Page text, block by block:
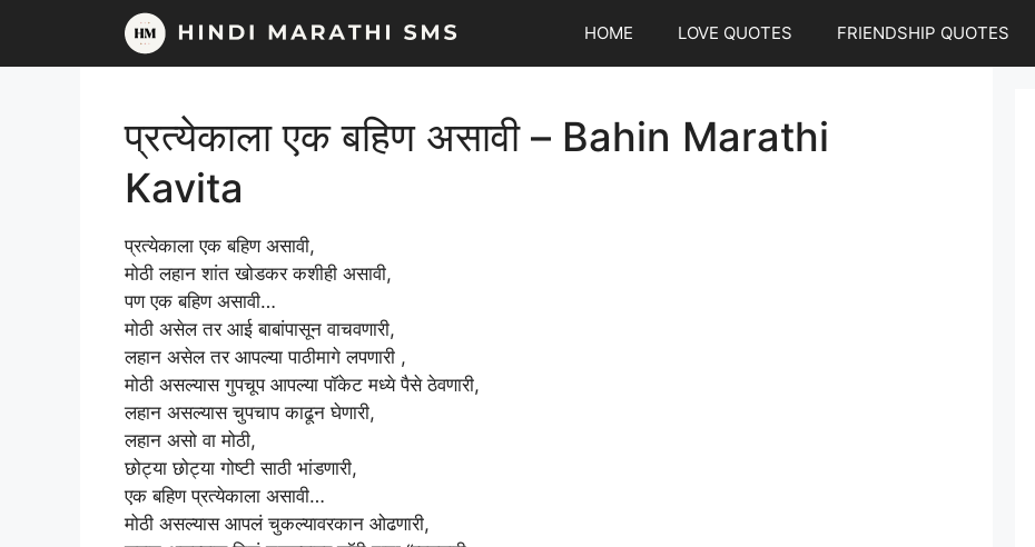
content
HOME LOVE QUOTES FRIENDSHIP QUOTES
प्रत्येकाला एक बहिण असावी – Bahin Marathi
Kavita
प्रत्येकाला एक बहिण असावी,
मोठी लहान शांत खोडकर कशीही असावी,
पण एक बहिण असावी…
मोठी असेल तर आई बाबांपासून वाचवणारी,
लहान असेल तर आपल्या पाठीमागे लपणारी ,
मोठी असल्यास गुपचूप आपल्या पॉकेट मध्ये पैसे ठेवणारी,
लहान असल्यास चुपचाप काढून घेणारी,
लहान असो वा मोठी,
छोट्या छोट्या गोष्टी साठी भांडणारी,
एक बहिण प्रत्येकाला असावी…
मोठी असल्यास आपलं चुकल्यावरकान ओढणारी,